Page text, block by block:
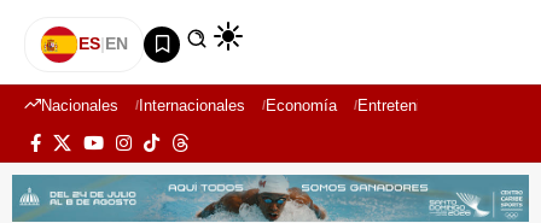
ES|EN
Nacionales Internacionales Economía Entretenimiento